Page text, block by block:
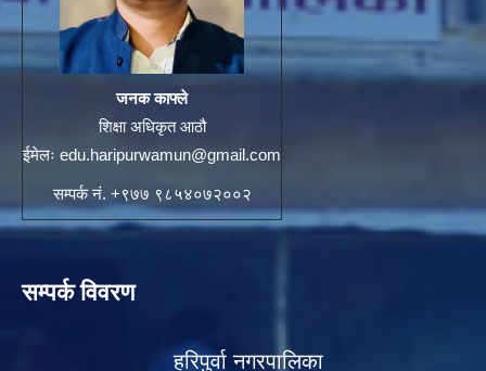
जनक काफ्ले
शिक्षा अधिकृत आठौ
ईमेलः edu.haripurwamun@gmail.com
सम्पर्क नं. +९७७ ९८५४०७२००२
सम्पर्क विवरण
हरिपुर्वा नगरपालिका